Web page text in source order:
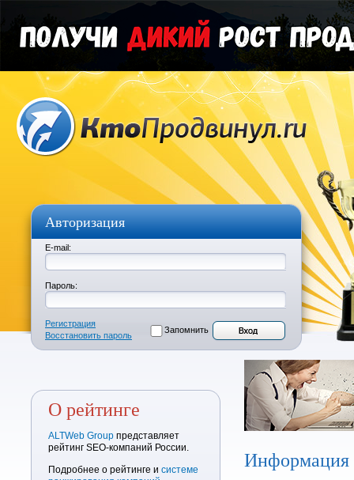
Авторизация
E-mail:
Пароль:
Регистрация
Восстановить пароль
Запомнить
О рейтинге
ALTWeb Group представляет
рейтинг SEO-компаний России.
Подробнее о рейтинге и системе
Информация